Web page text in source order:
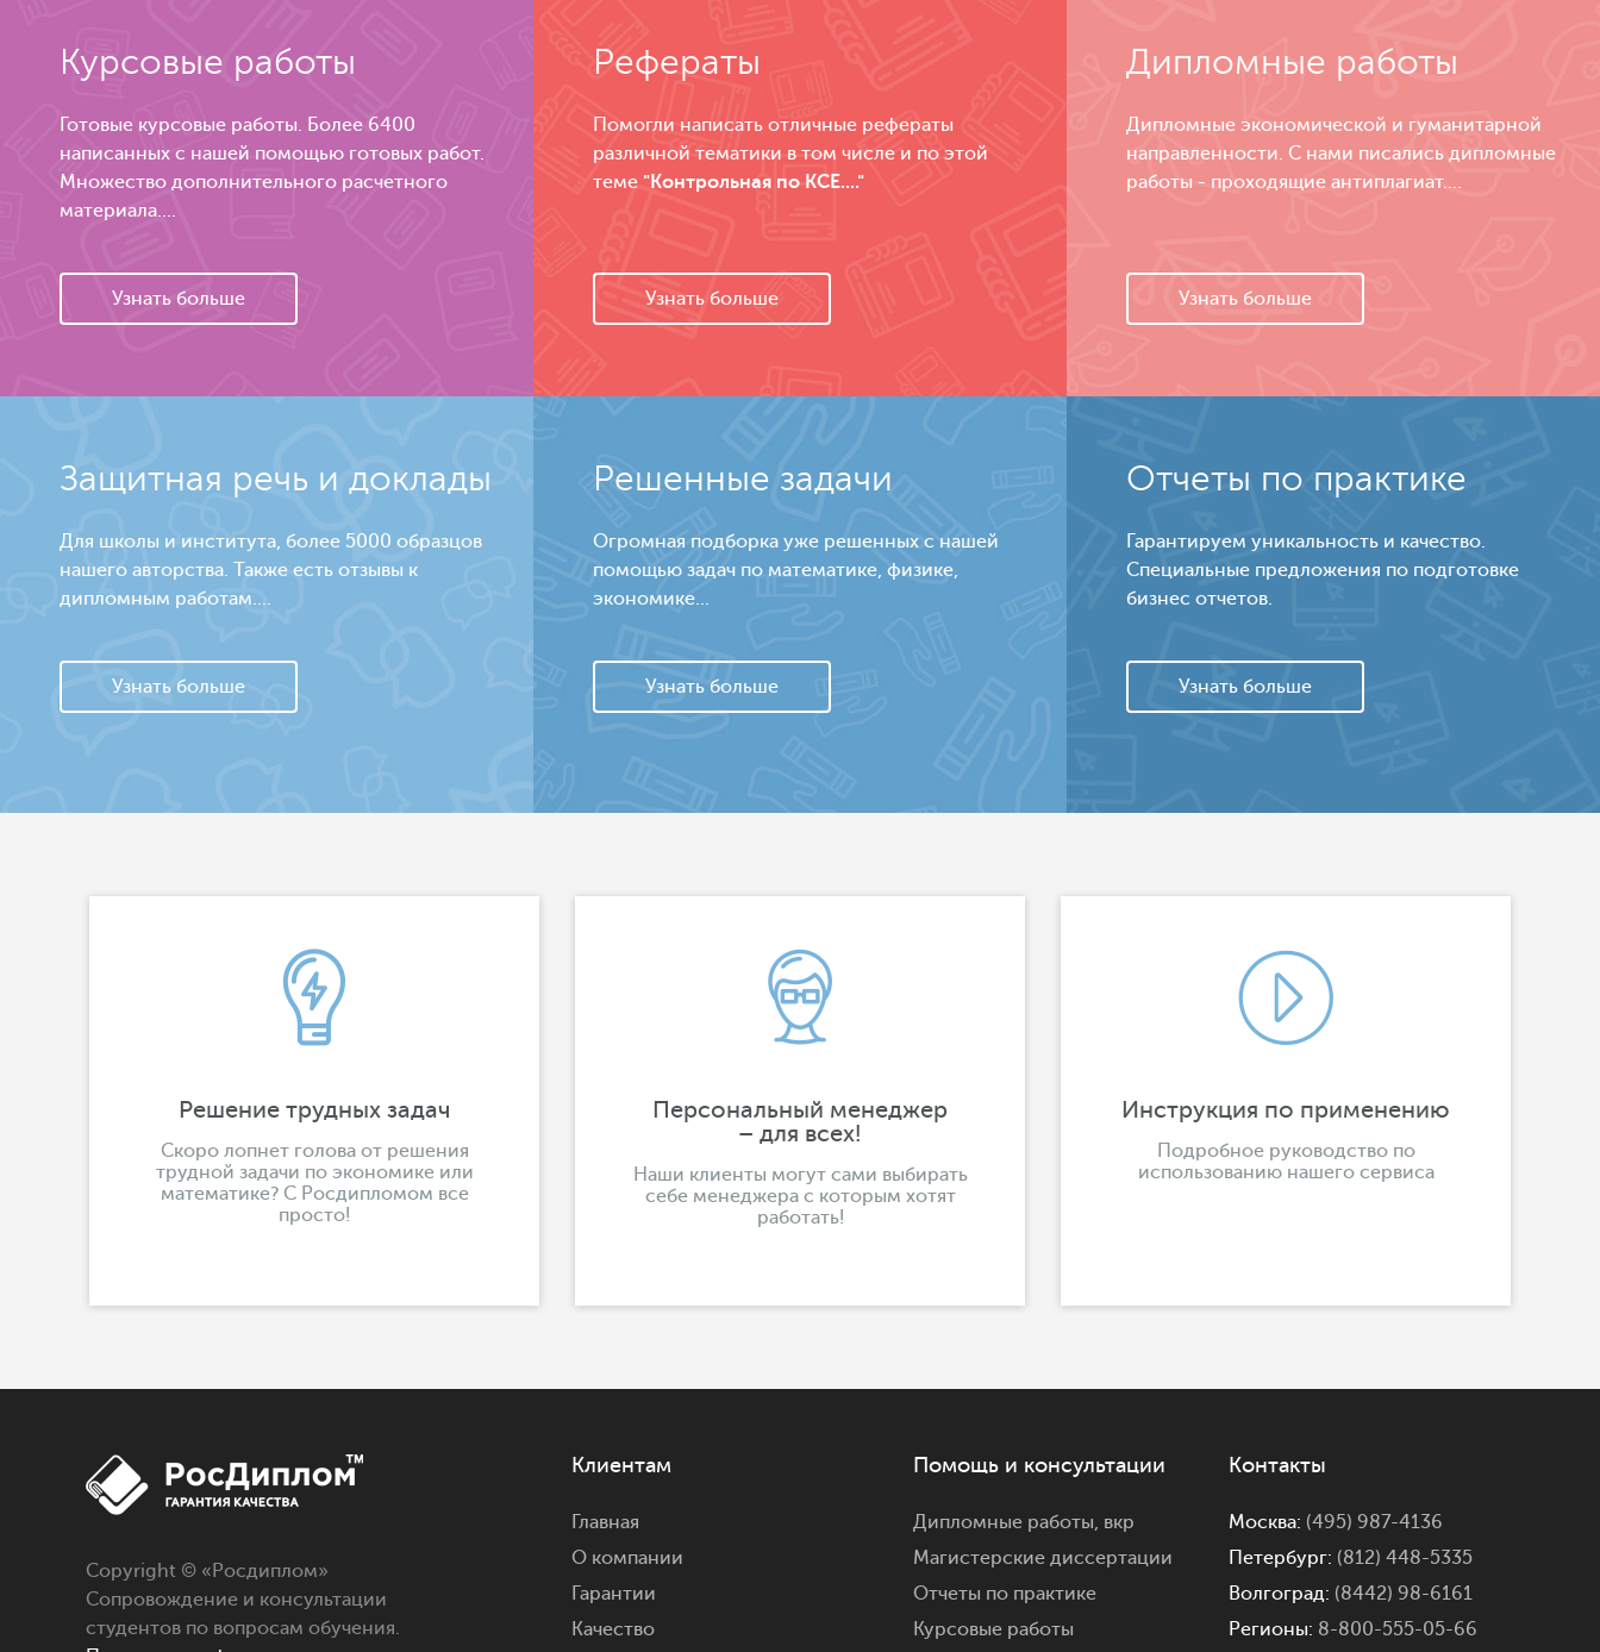
Курсовые работы
Готовые курсовые работы. Более 6400
написанных с нашей помощью готовых работ.
Множество дополнительного расчетного
материала....
Узнать больше
Рефераты
Помогли написать отличные рефераты
различной тематики в том числе и по этой
теме "Контрольная по КСЕ...."
Узнать больше
Дипломные работы
Дипломные экономической и гуманитарной
направленности. С нами писались дипломные
работы - проходящие антиплагиат....
Узнать больше
Защитная речь и доклады
Для школы и института, более 5000 образцов
нашего авторства. Также есть отзывы к
дипломным работам....
Узнать больше
Решенные задачи
Огромная подборка уже решенных с нашей
помощью задач по математике, физике,
экономике...
Узнать больше
Отчеты по практике
Гарантируем уникальность и качество.
Специальные предложения по подготовке
бизнес отчетов.
Узнать больше
Решение трудных задач
Скоро лопнет голова от решения
трудной задачи по экономике или
математике? С Росдипломом все
просто!
Персональный менеджер
– для всех!
Наши клиенты могут сами выбирать
себе менеджера с которым хотят
работать!
Инструкция по применению
Подробное руководство по
использованию нашего сервиса
Copyright © « Росдиплом»
Сопровождение и консультации
студентов по вопросам обучения.
Контакты
Москва: (495) 987-4136
Петербург: (812) 448-5335
Волгоград: (8442) 98-6161
Регионы: 8-800-555-05-66
Клиентам
Главная
О компании
Гарантии
Качество
Помощь и консультации
Дипломные работы, вкр
Магистерские диссертации
Отчеты по практике
Курсовые работы